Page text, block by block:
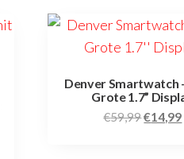
Denver Smartwatch
Grote 1.7”
€59,99€14,99